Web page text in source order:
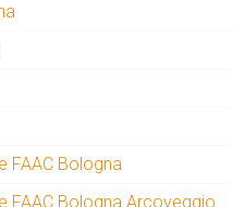
FAAC Bologna
FAAC Bologna Arcoveggio